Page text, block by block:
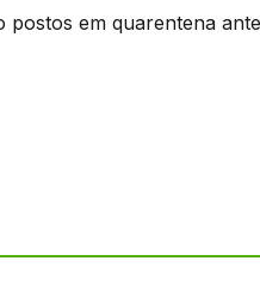
postos em quarentena